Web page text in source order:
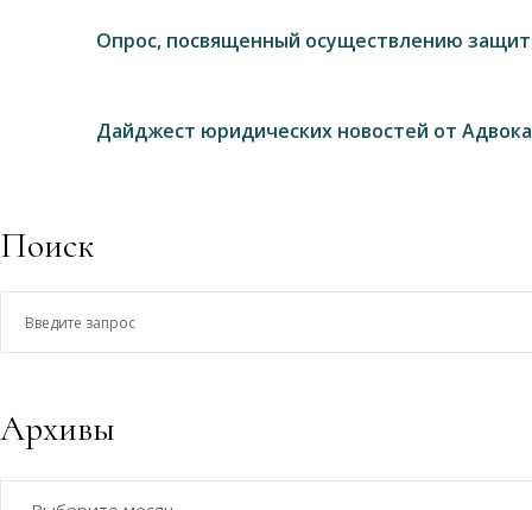
Опрос, посвященный осуществлению
Дайджест юридических новостей от
Поиск
Архивы